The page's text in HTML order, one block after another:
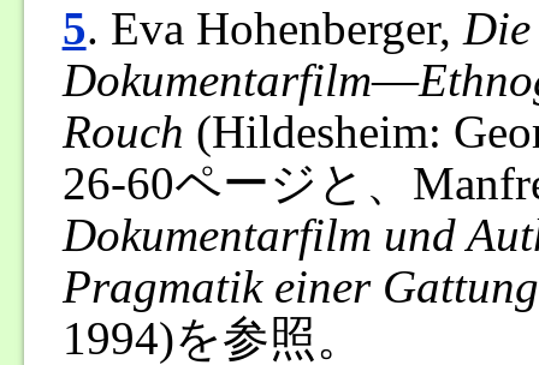
5. Eva Hohenberger,
Rouch (Hildesheim:
26-60ページと、
Dokumentarfilm und
Pragmatik einer Gattung
1994)を参照。